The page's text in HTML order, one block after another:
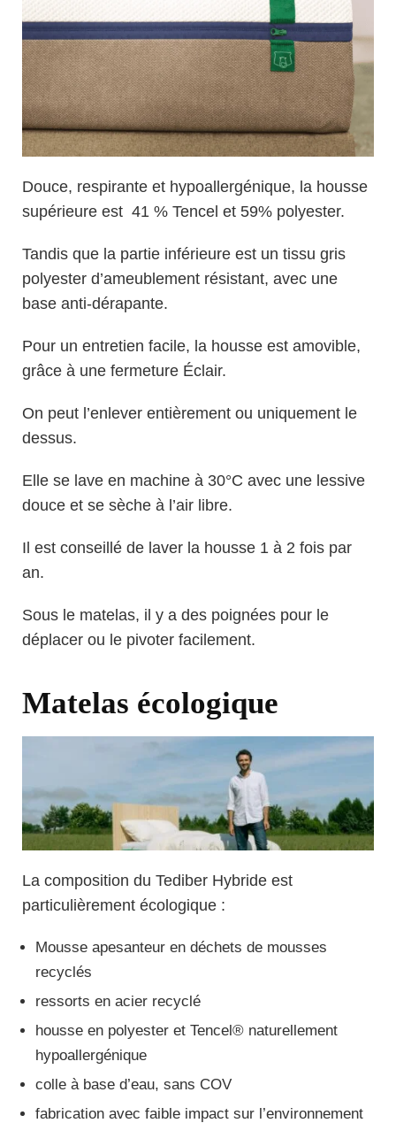
Douce, respirante et hypoallergénique, la housse
supérieure est 41 % Tencel et 59% polyester.
Tandis que la partie inférieure est un tissu gris
polyester d’ameublement résistant, avec une
base anti-dérapante.
Pour un entretien facile, la housse est amovible,
grâce à une fermeture Éclair.
On peut l’enlever entièrement ou uniquement le
dessus.
Elle se lave en machine à 30°C avec une lessive
douce et se sèche à l’air libre.
Il est conseillé de laver la housse 1 à 2 fois par
an.
Sous le matelas, il y a des poignées pour le
déplacer ou le pivoter facilement.
Matelas écologique
La composition du Tediber Hybride est
particulièrement écologique :
Mousse apesanteur en déchets de mousses
recyclés
ressorts en acier recyclé
housse en polyester et Tencel® naturellement
hypoallergénique
colle à base d’eau, sans COV
fabrication avec faible impact sur l’environnement